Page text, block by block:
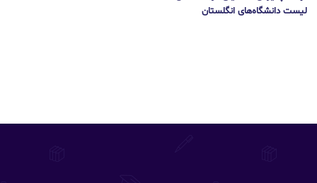
لیست دانشگاه‌های انگلستان